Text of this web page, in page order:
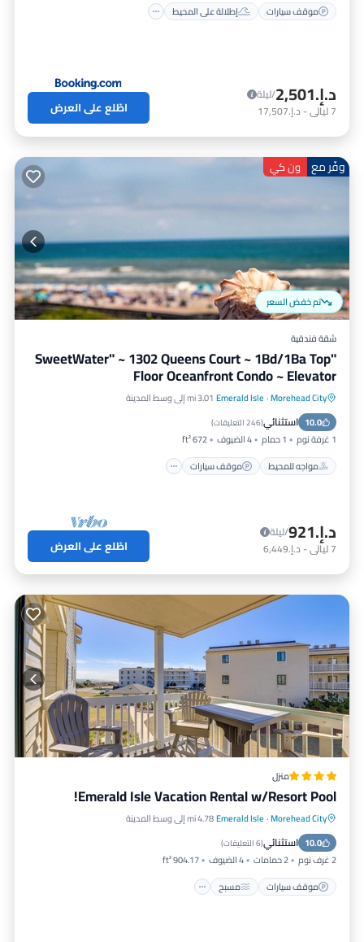
موقف سيارات إطلالة على المحيط
د.إ.‏2,501
/ليلة
7ليالي- د.إ.‏17,507 اطّلع على العرض
تم خفض السعر
وفّر مع ون كي
شقة فندقية
"SweetWater" ~ 1302 Queens Court ~ 1Bd/1Ba Top
Floor Oceanfront Condo ~ Elevator
Morehead City
·
Emerald Isle 3.01 mi إلى وسط المدينة
10.0 استثنائي(246 التعليقات )
1 غرفة نوم 1 حمام 4 الضيوف
672 ft²
مواجه للمحيط
موقف سيارات
مواجه للمحيط موقف سيارات
إطلالة على المحيط
د.إ.‏921
/ليلة
7ليالي- د.إ.‏6,449 اطّلع على العرض
منزل
Emerald Isle Vacation Rental w/Resort Pool!
Morehead City
·
Emerald Isle4.78 mi إلى وسط المدينة
10.0 استثنائي(6 التعليقات )
2 غرف نوم 2 حمامات 4 الضيوف
904.17 ft²
موقف سيارات
مسبح
موقف سيارات مسبح
إطلالة
إنترنت